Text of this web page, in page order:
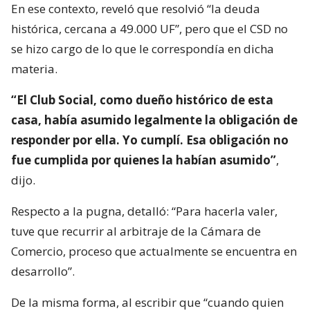
En ese contexto, reveló que resolvió “la deuda
histórica, cercana a 49.000 UF”, pero que el CSD no
se hizo cargo de lo que le correspondía en dicha
materia.
“El Club Social, como dueño histórico de esta
casa, había asumido legalmente la obligación de
responder por ella. Yo cumplí. Esa obligación no
fue cumplida por quienes la habían asumido”,
dijo.
Respecto a la pugna, detalló: “Para hacerla valer,
tuve que recurrir al arbitraje de la Cámara de
Comercio, proceso que actualmente se encuentra en
desarrollo”.
De la misma forma, al escribir que “cuando quien